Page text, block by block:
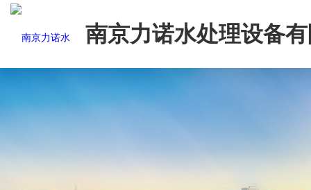
南京力诺水处理设备